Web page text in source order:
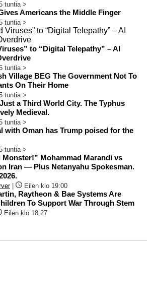
tuntia >
Americans the Middle Finger
tuntia >
to “Digital Telepathy” – AI
tuntia >
Village BEG The Government Not To
On Their Home
tuntia >
a Third World City. The Typhus
Medieval.
tuntia >
with Oman has Trump poised for the
tuntia >
Monster!” Mohammad Marandi vs
Iran — Plus Netanyahu Spokesman.
| Eilen klo 19:00
Raytheon & Bae Systems Are
To Support War Through Stem
Eilen klo 18:27